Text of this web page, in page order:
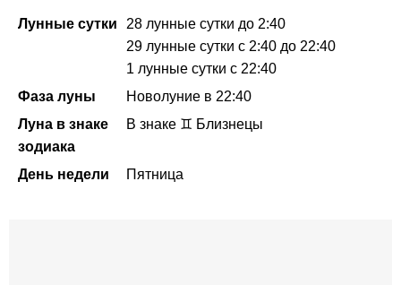
Лунные сутки 28 лунные сутки до 2:40
29 лунные сутки с 2:40 до 22:40
1 лунные сутки с 22:40
Фаза луны
Новолуние в 22:40
Луна в знаке
зодиака
В знаке ♊ Близнецы
День недели Пятница